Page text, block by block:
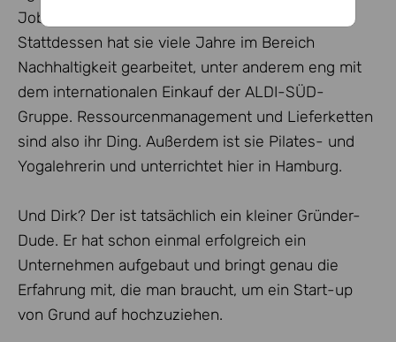
Jobmarkt ist leider nicht ganz so romantisch.
Stattdessen hat sie viele Jahre im Bereich
Nachhaltigkeit gearbeitet, unter anderem eng mit
dem internationalen Einkauf der ALDI-SÜD-
Gruppe. Ressourcenmanagement und Lieferketten
sind also ihr Ding. Außerdem ist sie Pilates- und
Yogalehrerin und unterrichtet hier in Hamburg.
Und Dirk? Der ist tatsächlich ein kleiner Gründer-
Dude. Er hat schon einmal erfolgreich ein
Unternehmen aufgebaut und bringt genau die
Erfahrung mit, die man braucht, um ein Start-up
von Grund auf hochzuziehen.